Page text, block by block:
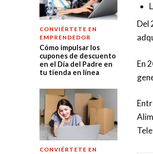
CONVIÉRTETE EN
EMPRENDEDOR
Cómo impulsar los
cupones de descuento
en el Día del Padre en
tu tienda en línea
CONVIÉRTETE EN
Del
En